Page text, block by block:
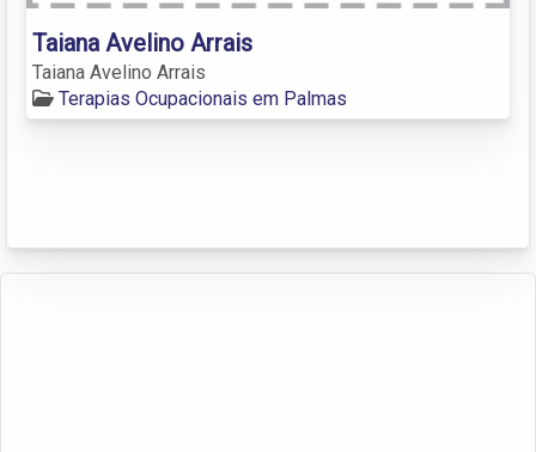
Taiana Avelino Arrais
Taiana Avelino Arrais
Terapias Ocupacionais em Palmas